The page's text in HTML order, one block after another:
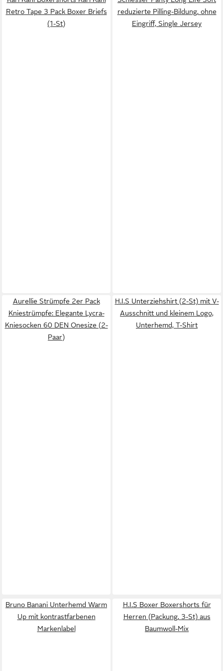
Retro Tape 3 Pack Boxer Briefs
(1-St)
reduzierte Pilling-Bildung, ohne
Eingriff, Single Jersey
Aurellie Strümpfe 2er Pack
Kniestrümpfe: Elegante Lycra-
Kniesocken 60 DEN Onesize (2-
Paar)
H.I.S Unterziehshirt (2-St) mit V-
Ausschnitt und kleinem Logo,
Unterhemd, T-Shirt
Bruno Banani Unterhemd Warm
Up mit kontrastfarbenen
Markenlabel
H.I.S Boxer Boxershorts für
Herren (Packung, 3-St) aus
Baumwoll-Mix